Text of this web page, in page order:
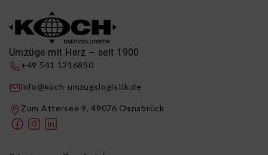
Umzüge mit Herz – seit 1900
+49 541 1216850
info@koch-umzugslogistik.de
Zum Attersee 9, 49076 Osnabrück